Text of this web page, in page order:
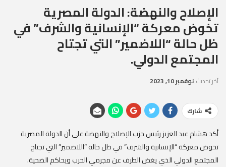
الإصلاح والنهضة: الدولة المصرية
تخوض معركة “الإنسانية والشرف” في
ظل حالة “اللاضمير” التي تجتاح
المجتمع الدولي.
آخر تحديث نوفمبر 10, 2023
شارك
أكد هشام عبد العزيز رئيس حزب الإصلاح والنهضة على أن الدولة المصرية
تخوض معركة “الإنسانية والشرف” في ظل حالة “اللاضمير” التي تجتاح
المجتمع الدولي الذي يغض الطرف عن مجرمي الحرب ويحاكم الضحية.